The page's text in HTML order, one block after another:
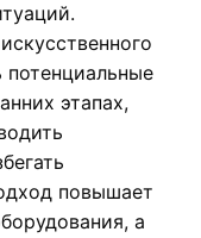
потенциальные
этапах,
повышает
а